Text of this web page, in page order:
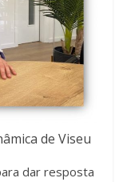
de Viseu
dar resposta